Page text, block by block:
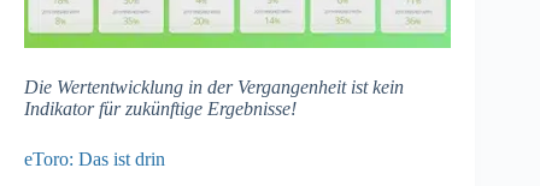
Die Wertentwicklung in der Vergangenheit ist kein
Indikator für zukünftige Ergebnisse!
eToro: Das ist drin